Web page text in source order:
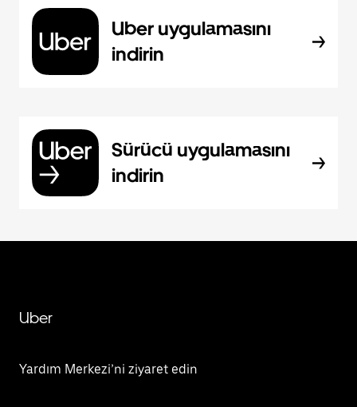
Uber uygulamasını
indirin
Sürücü uygulamasını
indirin
Uber
Yardım Merkezi’ni ziyaret edin